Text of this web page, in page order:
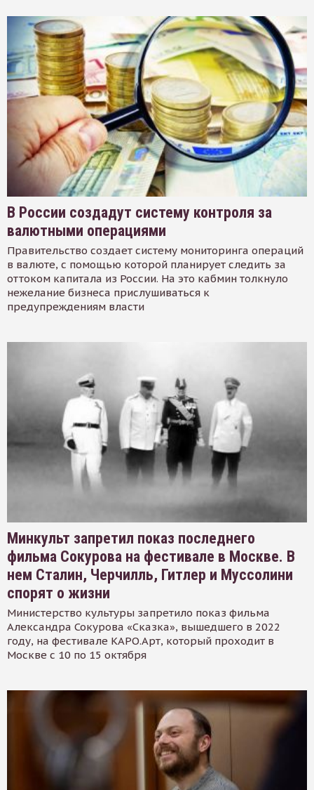
В России создадут систему контроля за
валютными операциями
Правительство создает систему мониторинга операций
в валюте, с помощью которой планирует следить за
оттоком капитала из России. На это кабмин толкнуло
нежелание бизнеса прислушиваться к
предупреждениям власти
Минкульт запретил показ последнего
фильма Сокурова на фестивале в Москве. В
нем Сталин, Черчилль, Гитлер и Муссолини
спорят о жизни
Министерство культуры запретило показ фильма
Александра Сокурова «Сказка», вышедшего в 2022
году, на фестивале КАРО.Арт, который проходит в
Москве с 10 по 15 октября